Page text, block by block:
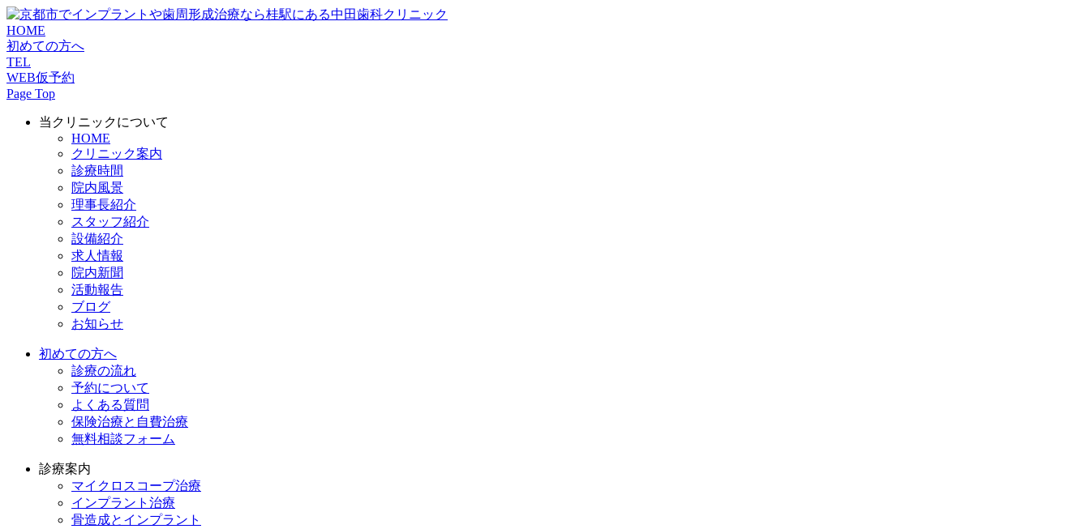
HOME
初めての方へ
TEL
WEB仮予約
Page Top
当クリニックについて
HOME
クリニック案内
診療時間
院内風景
理事長紹介
スタッフ紹介
設備紹介
求人情報
院内新聞
活動報告
ブログ
お知らせ
初めての方へ
診療の流れ
予約について
よくある質問
保険治療と自費治療
無料相談フォーム
診療案内
マイクロスコープ治療
インプラント治療
骨造成とインプラント